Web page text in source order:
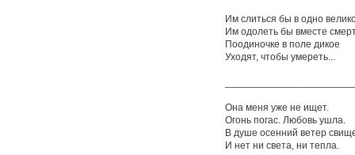
Им слиться бы в одно
Им одолеть бы вместе
Поодиночке в поле дикое
Уходят, чтобы умереть...
Она меня уже не ищет.
Огонь погас. Любовь ушла.
В душе осенний ветер
И нет ни света, ни тепла.